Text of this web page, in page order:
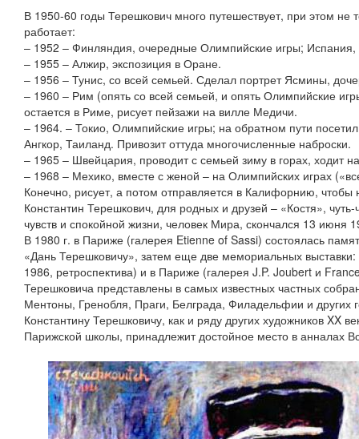
В 1950-60 годы Терешкович много путешествует, при этом не
работает:
– 1952 – Финляндия, очередные Олимпийские игры;
– 1955 – Алжир, экспозиция в Оране.
– 1956 – Тунис, со всей семьей. Сделал портрет Ясмины,
– 1960 – Рим (опять со всей семьей, и опять Олимпийские
остается в Риме, рисует пейзажи на вилле Медичи.
– 1964. – Токио, Олимпийские игры; на обратном пути
Ангкор, Таиланд. Привозит оттуда многочисленные наброски.
– 1965 – Швейцария, проводит с семьей зиму в горах, ходит
– 1968 – Мехико, вместе с женой – на Олимпийских играх
Конечно, рисует, а потом отправляется в Калифорнию, чтобы
Константин Терешкович, для родных и друзей – «Костя»,
чувств и спокойной жизни, человек Мира, скончался 13 июня
В 1980 г. в Париже (галерея Etienne of Sassi) состоялась
«Дань Терешковичу», затем еще две мемориальных
1986, ретроспектива) и в Париже (галерея J.P. Joubert и
Терешковича представлены в самых известных частных
Ментоны, Гренобля, Праги, Белграда, Филадельфии и других
Константину Терешковичу, как и ряду других художников XX
Парижской школы, принадлежит достойное место в анналах